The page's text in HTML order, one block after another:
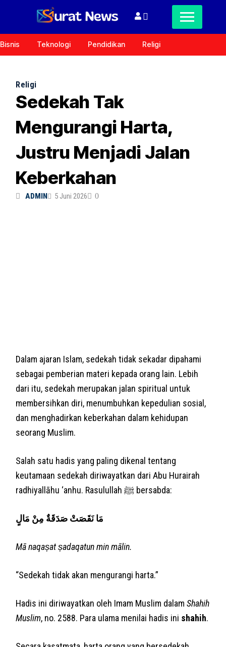
Bisnis Teknologi Pendidikan Religi
Religi
Sedekah Tak
Mengurangi Harta,
Justru Menjadi Jalan
Keberkahan
ADMIN 5 Juni 2026 0
Dalam ajaran Islam, sedekah tidak sekadar dipahami
sebagai pemberian materi kepada orang lain. Lebih
dari itu, sedekah merupakan jalan spiritual untuk
membersihkan diri, menumbuhkan kepedulian sosial,
dan menghadirkan keberkahan dalam kehidupan
seorang Muslim.
Salah satu hadis yang paling dikenal tentang
keutamaan sedekah diriwayatkan dari Abu Hurairah
radhiyallāhu ‘anhu. Rasulullah ﷺ bersabda:
مَا نَقَصَتْ صَدَقَةٌ مِنْ مَالٍ
Mā naqaṣat ṣadaqatun min mālin.
“Sedekah tidak akan mengurangi harta.”
Hadis ini diriwayatkan oleh Imam Muslim dalamShahih
Muslim, no. 2588. Para ulama menilai hadis ini shahih.